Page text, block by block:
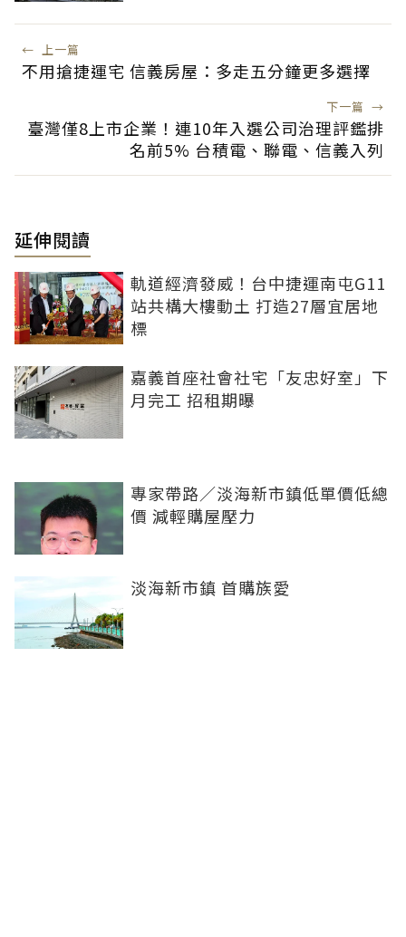
← 上一篇
不用搶捷運宅 信義房屋：多走五分鐘更多選擇
下一篇 →
臺灣僅8上市企業！連10年入選公司治理評鑑排
名前5% 台積電、聯電、信義入列
延伸閱讀
軌道經濟發威！台中捷運南屯G11
站共構大樓動土 打造27層宜居地
標
嘉義首座社會社宅「友忠好室」下
月完工 招租期曝
專家帶路／淡海新市鎮低單價低總
價 減輕購屋壓力
淡海新市鎮 首購族愛